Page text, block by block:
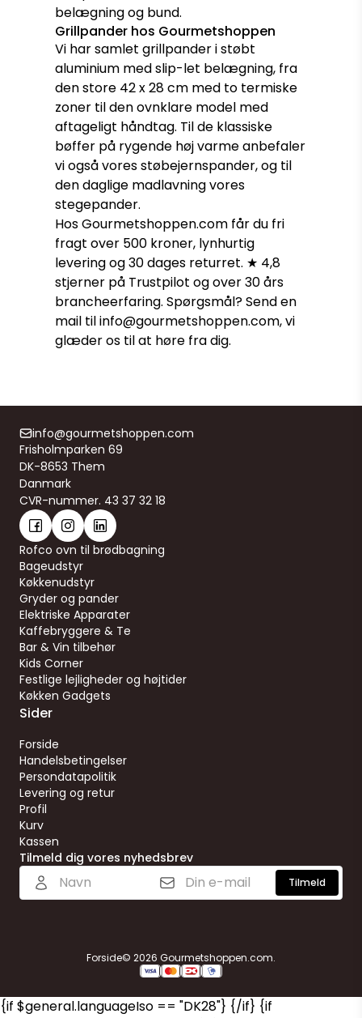
belægning og bund.
Grillpander hos Gourmetshoppen
Vi har samlet grillpander i støbt
aluminium med slip-let belægning, fra
den store 42 x 28 cm med to termiske
zoner til den ovnklare model med
aftageligt håndtag. Til de klassiske
bøffer på rygende høj varme anbefaler
vi også voresstøbejernspander, og til
den daglige madlavning vores
stegepander.
Hos Gourmetshoppen.com får du fri
fragt over 500 kroner, lynhurtig
levering og 30 dages returret. ★ 4,8
stjerner på Trustpilot og over 30 års
brancheerfaring. Spørgsmål? Send en
mail til info@gourmetshoppen.com, vi
glæder os til at høre fra dig.
info@gourmetshoppen.com
Frisholmparken 69
DK-8653 Them
Danmark
CVR-nummer. 43 37 32 18
Rofco ovn til brødbagning
Bageudstyr
Køkkenudstyr
Gryder og pander
Elektriske Apparater
Kaffebryggere & Te
Bar & Vin tilbehør
Kids Corner
Festlige lejligheder og højtider
Køkken Gadgets
Sider
Forside
Handelsbetingelser
Persondatapolitik
Levering og retur
Profil
Kurv
Kassen
Tilmeld dig vores nyhedsbrev
Tilmeld
Forside© 2026 Gourmetshoppen.com.
{if $general.languageIso == "DK28"} {/if} {if